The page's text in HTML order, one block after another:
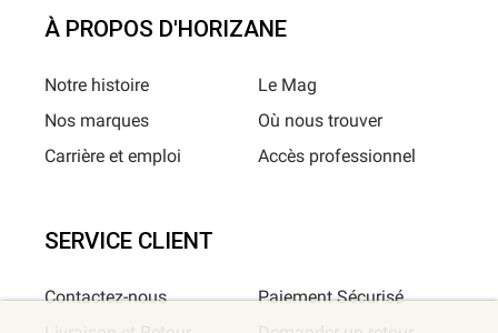
À PROPOS D'HORIZANE
Notre histoire
Nos marques
Carrière et emploi
Le Mag
Où nous trouver
Accès professionnel
SERVICE CLIENT
Contactez-nous
Paiement Sécurisé